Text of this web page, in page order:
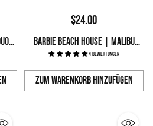
$24.00
BARBIE BEACH HOUSE | MALIBU
SUNSET DREAM DUO PALETTE
4 Bewertungen
Zum Warenkorb hinzufügen
Anzahl